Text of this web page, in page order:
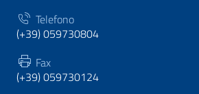
Telefono
(+39) 059730804
Fax
(+39) 059730124